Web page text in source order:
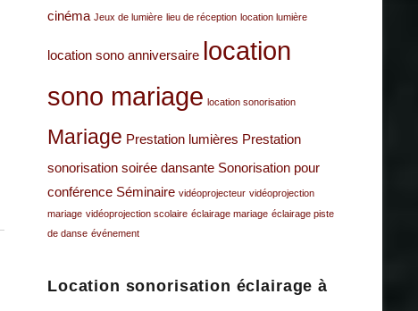
cinéma Jeux de lumière lieu de réception location lumière
location sono anniversaire location
sono mariage location sonorisation
Mariage Prestation lumières Prestation
sonorisation soirée dansante Sonorisation pour
conférence Séminaire vidéoprojecteur vidéoprojection
mariage vidéoprojection scolaire éclairage mariage éclairage piste
de danse événement
Location sonorisation éclairage à